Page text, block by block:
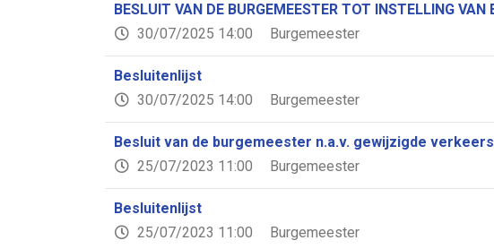
BESLUIT VAN DE BURGEMEESTER TOT INSTELLING
30/07/2025 14:00
Burgemeester
Besluitenlijst
30/07/2025 14:00
Burgemeester
Besluit van de burgemeester n.a.v. gewijzigde
25/07/2023 11:00
Burgemeester
Besluitenlijst
25/07/2023 11:00
Burgemeester